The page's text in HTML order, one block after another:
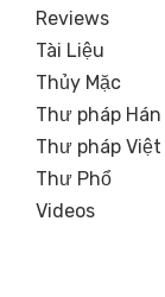
Reviews
Tài Liệu
Thủy Mặc
Thư pháp Hán
Thư pháp Việt
Thư Phổ
Videos